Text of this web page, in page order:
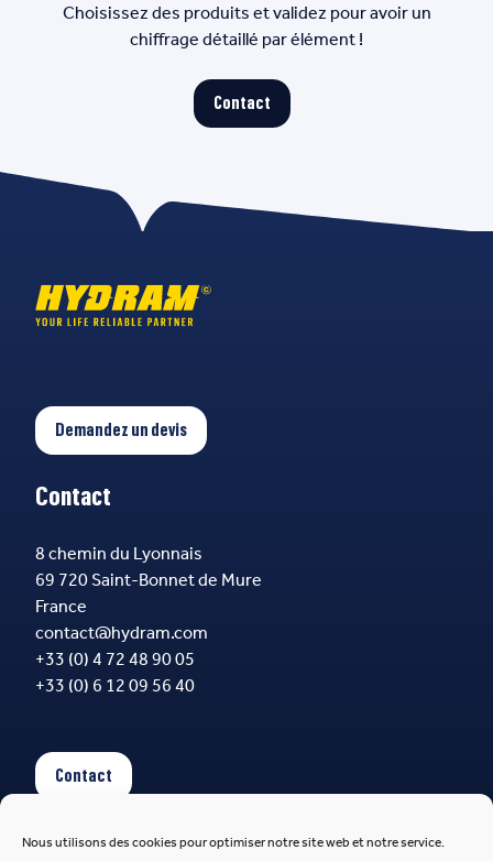
Nous utilisons des cookies pour optimiser notre site web et notre service.
Choisissez des produits et validez pour avoir un
chiffrage détaillé par élément !
Contact
Demandez un devis
Contact
8 chemin du Lyonnais
69 720 Saint-Bonnet de Mure
France
contact@hydram.com
+33 (0) 4 72 48 90 05
+33 (0) 6 12 09 56 40
Contact